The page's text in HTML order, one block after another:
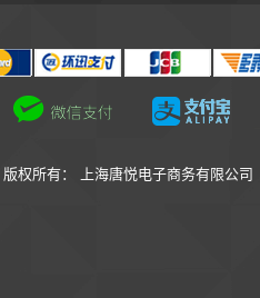
版权所有： 上海唐悦电子商务有限公司